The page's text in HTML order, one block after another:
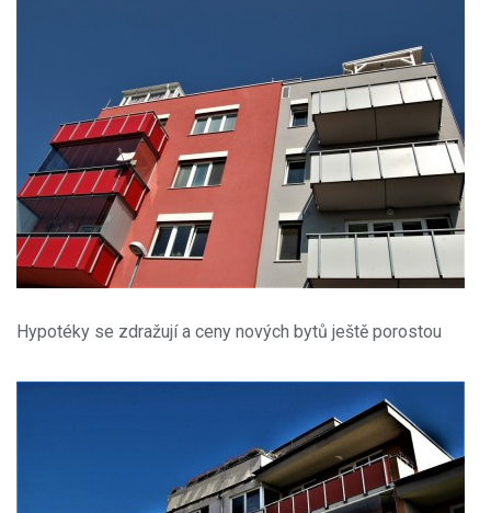
Hypotéky se zdražují a ceny nových bytů ještě porostou